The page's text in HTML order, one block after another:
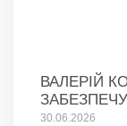
ВАЛЕРІЙ
30.06.2026